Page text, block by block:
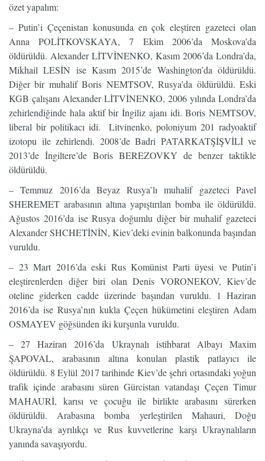
özet yapalım:
– Putin’i Çeçenistan konusunda en çok eleştiren gazeteci olan
Anna POLİTKOVSKAYA, 7 Ekim 2006’da Moskova’da
öldürüldü. Alexander LİTVİNENKO, Kasım 2006’da Londra’da,
Mikhail LESİN ise Kasım 2015’de Washington’da öldürüldü.
Diğer bir muhalif Boris NEMTSOV, Rusya’da öldürüldü. Eski
KGB çalışanı Alexander LİTVİNENKO, 2006 yılında Londra’da
zehirlendiğinde hala aktif bir İngiliz ajanı idi. Boris NEMTSOV,
liberal bir politikacı idi. Litvinenko, poloniyum 201 radyoaktif
izotopu ile zehirlendi. 2008’de Badri PATARKATŞİŞVİLİ ve
2013’de İngiltere’de Boris BEREZOVKY de benzer taktikle
öldürüldü.
– Temmuz 2016’da Beyaz Rusya’lı muhalif gazeteci Pavel
SHEREMET arabasının altına yapıştırılan bomba ile öldürüldü.
Ağustos 2016’da ise Rusya doğumlu diğer bir muhalif gazeteci
Alexander SHCHETİNİN, Kiev’deki evinin balkonunda başından
vuruldu.
– 23 Mart 2016’da eski Rus Komünist Parti üyesi ve Putin’i
eleştirenlerden diğer biri olan Denis VORONEKOV, Kiev’de
oteline giderken cadde üzerinde başından vuruldu. 1 Haziran
2016’da ise Rusya’nın kukla Çeçen hükümetini eleştiren Adam
OSMAYEV göğsünden iki kurşunla vuruldu.
– 27 Haziran 2016’da Ukraynalı istihbarat Albayı Maxim
ŞAPOVAL, arabasının altına konulan plastik patlayıcı ile
öldürüldü. 8 Eylül 2017 tarihinde Kiev’de şehri ortasındaki yoğun
trafik içinde arabasını süren Gürcistan vatandaşı Çeçen Timur
MAHAURİ, karısı ve çocuğu ile birlikte arabasını sürerken
öldürüldü. Arabasına bomba yerleştirilen Mahauri, Doğu
Ukrayna’da ayrılıkçı ve Rus kuvvetlerine karşı Ukraynalıların
yanında savaşıyordu.